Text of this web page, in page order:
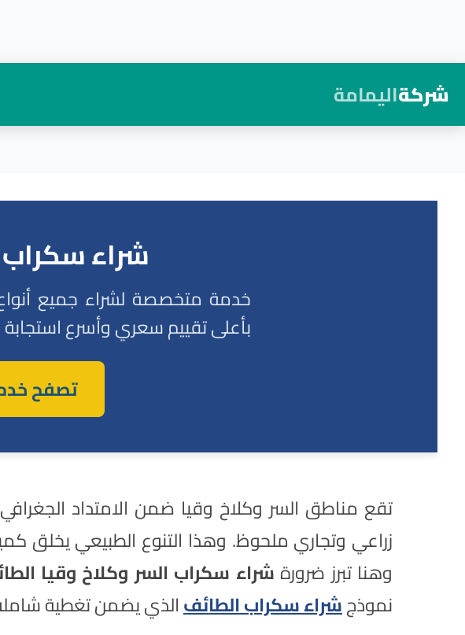
شركةاليمامة
شراء سكراب
خدمة متخصصة لشراء جميع
بأعلى تقييم سعري وأسرع استجابة
تصفح
تقع مناطق السر وكلاخ وقيا ضمن الامتداد
زراعي وتجاري ملحوظ. وهذا التنوع الطبيعي يخلق
وهنا تبرز ضرورة شراء سكراب السر وكلاخ وقيا
نموذجشراء سكراب الطائفالذي يضمن تغطية